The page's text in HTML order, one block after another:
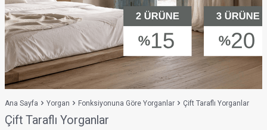
Ana Sayfa Yorgan Fonksiyonuna Göre Yorganlar Çift Taraflı Yorganlar
Çift Taraflı Yorganlar